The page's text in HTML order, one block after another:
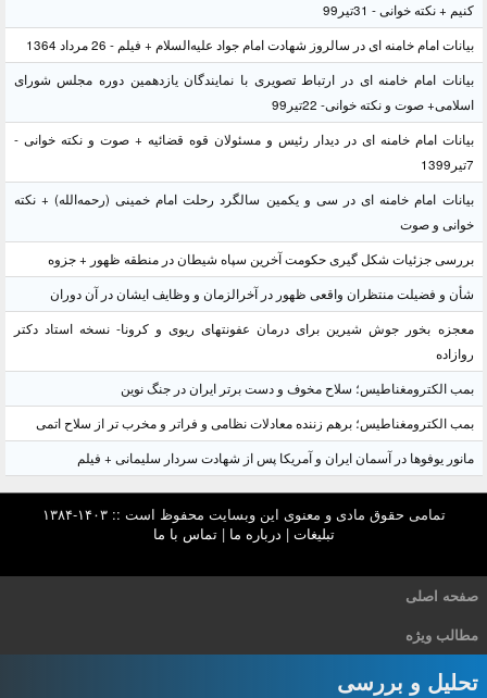
کنیم + نکته خوانی - 31تیر99
بیانات امام خامنه ای در سالروز شهادت امام جواد علیه‌السلام + فیلم - 26 مرداد 1364
بیانات امام خامنه ای در ارتباط تصویری با نمایندگان یازدهمین دوره مجلس شورای
اسلامی+ صوت و نکته خوانی- 22تیر99
بیانات امام خامنه ای در دیدار رئیس و مسئولان قوه قضائیه + صوت و نکته خوانی -
7تیر1399
بیانات امام خامنه ای در سی و یکمین سالگرد رحلت امام خمینی (رحمه‌الله) + نکته
خوانی و صوت
بررسی جزئیات شکل گیری حکومت آخرین سپاه شیطان در منطقه ظهور + جزوه
شأن و فضیلت منتظران واقعی ظهور در آخرالزمان و وظایف ایشان در آن دوران
معجزه بخور جوش شیرین برای درمان عفونتهای ریوی و کرونا- نسخه استاد دکتر
روازاده
بمب الکترومغناطیس؛ سلاح مخوف و دست برتر ایران در جنگ نوین
بمب الکترومغناطیس؛ برهم زننده معادلات نظامی و فراتر و مخرب تر از سلاح اتمی
مانور یوفوها در آسمان ایران و آمریکا پس از شهادت سردار سلیمانی + فیلم
تمامی حقوق مادی و معنوی این وبسایت محفوظ است :: ۱۴۰۳-۱۳۸۴
تبلیغات | درباره ما |تماس با ما
صفحه اصلی
مطالب ویژه
تحلیل و بررسی